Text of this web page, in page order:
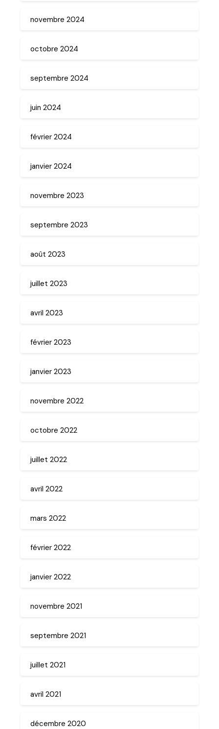
novembre 2024
octobre 2024
septembre 2024
juin 2024
février 2024
janvier 2024
novembre 2023
septembre 2023
août 2023
juillet 2023
avril 2023
février 2023
janvier 2023
novembre 2022
octobre 2022
juillet 2022
avril 2022
mars 2022
février 2022
janvier 2022
novembre 2021
septembre 2021
juillet 2021
avril 2021
décembre 2020